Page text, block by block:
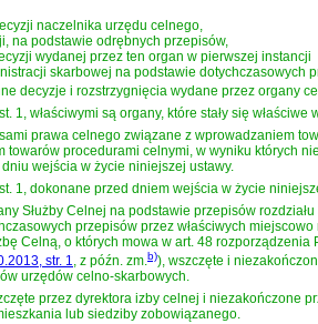
naczelnika urzędu celnego,
na podstawie odrębnych przepisów,
wydanej przez ten organ w pierwszej instancji
skarbowej na podstawie dotychczasowych
decyzje i rozstrzygnięcia wydane przez organy
1, właściwymi są organy, które stały się
prawa celnego związane z wprowadzaniem
procedurami celnymi, w wyniku których
wejścia w życie niniejszej ustawy.
1, dokonane przed dniem wejścia w życie
Służby Celnej na podstawie przepisów
przepisów przez właściwych
Celną, o których mowa w art. 48 rozporządzenia
str. 1, z późn. zm.b)), wszczęte i
urzędów celno-skarbowych.
przez dyrektora izby celnej i niezakończone
lub siedziby zobowiązanego.